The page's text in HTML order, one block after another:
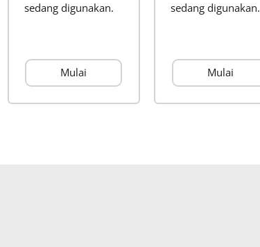
sedang digunakan.
Mulai
sedang digunakan.
Mulai